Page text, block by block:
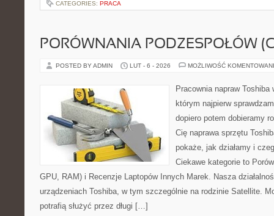
CATEGORIES: PRACA
PORÓWNANIA PODZESPOŁÓW
POSTED BY ADMIN LUT - 6 - 2026 MOŻLIWOŚĆ
Pracownia napraw
którym najpierw
dopiero potem dobieramy
Cię naprawa sprzętu
pokaże, jak działamy i
Ciekawe kategorie to
GPU, RAM) i Recenzje Laptopów Innych Marek. Nasza
urządzeniach Toshiba, w tym szczególnie na rodzinie Satellite.
potrafią służyć przez długi […]